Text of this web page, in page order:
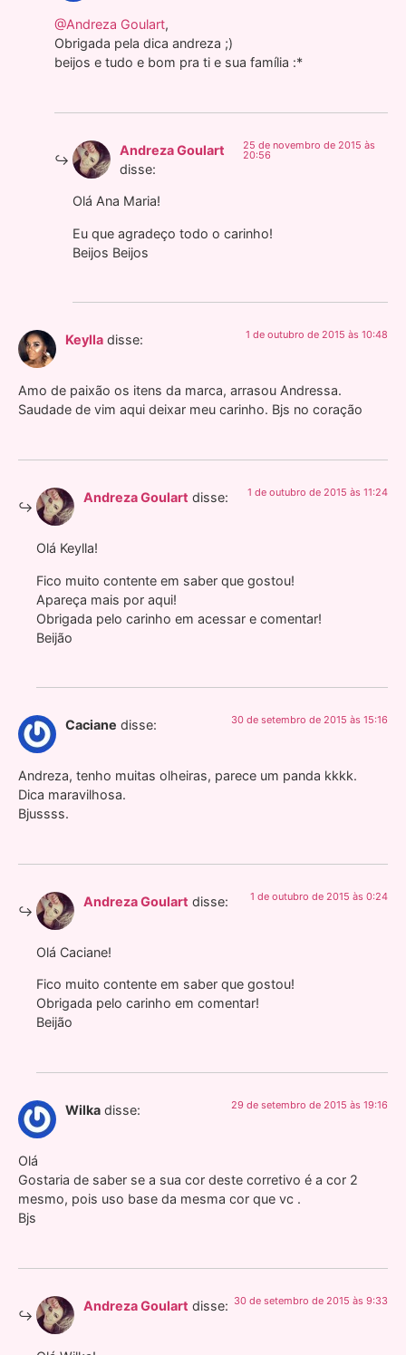
@Andreza Goulart,
Obrigada pela dica andreza ;)
beijos e tudo e bom pra ti e sua família :*
Andreza Goulart
disse:
25 de novembro de 2015 às
20:56
Olá Ana Maria!
Eu que agradeço todo o carinho!
Beijos Beijos
Keylla disse: 1 de outubro de 2015 às 10:48
Amo de paixão os itens da marca, arrasou Andressa.
Saudade de vim aqui deixar meu carinho. Bjs no coração
Andreza Goulart disse: 1 de outubro de 2015 às 11:24
Olá Keylla!
Fico muito contente em saber que gostou!
Apareça mais por aqui!
Obrigada pelo carinho em acessar e comentar!
Beijão
Caciane disse: 30 de setembro de 2015 às 15:16
Andreza, tenho muitas olheiras, parece um panda kkkk.
Dica maravilhosa.
Bjussss.
Andreza Goulart disse: 1 de outubro de 2015 às 0:24
Olá Caciane!
Fico muito contente em saber que gostou!
Obrigada pelo carinho em comentar!
Beijão
Wilka disse: 29 de setembro de 2015 às 19:16
Olá
Gostaria de saber se a sua cor deste corretivo é a cor 2
mesmo, pois uso base da mesma cor que vc .
Bjs
Andreza Goulart disse: 30 de setembro de 2015 às 9:33